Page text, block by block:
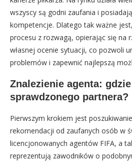
wszyscy są godni zaufania i
kompetencje. Dlatego tak ważne
procesu z rozwagą, opierając się na
własnej ocenie sytuacji, co pozwoli
problemów i zapewnić najlepszą
Znalezienie agenta:
sprawdzonego partnera?
Pierwszym krokiem jest
rekomendacji od zaufanych osób w
licencjonowanych agentów FIFA, a
reprezentują zawodników o